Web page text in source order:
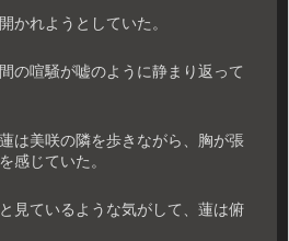
かれようとしていた。
の喧騒が嘘のように静まり返って
は美咲の隣を歩きながら、胸が張
感じていた。
見ているような気がして、蓮は俯